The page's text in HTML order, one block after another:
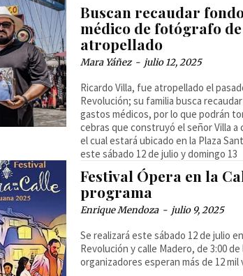
Buscan recaudar
médico de fotógrafo
atropellado
Mara Yáñez - julio 12, 2025
Ricardo Villa, fue atropellado el
Revolución; su familia busca
gastos médicos, por lo que podrán
cebras que construyó el señor Villa
el cual estará ubicado en la Plaza
este sábado 12 de julio y domingo 13
Festival Ópera en la
programa
Enrique Mendoza - julio 9, 2025
Se realizará este sábado 12 de julio
Revolución y calle Madero, de 3:00
organizadores esperan más de 12